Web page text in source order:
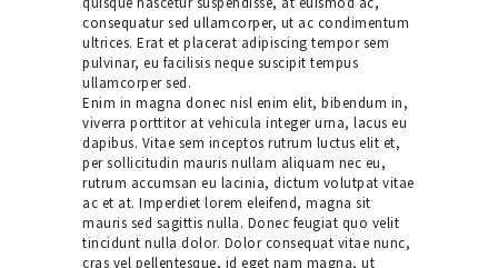
consequatur sed ullamcorper, ut ac condimentum
ultrices. Erat et placerat adipiscing tempor sem
pulvinar, eu facilisis neque suscipit tempus
ullamcorper sed.
Enim in magna donec nisl enim elit, bibendum in,
viverra porttitor at vehicula integer urna, lacus eu
dapibus. Vitae sem inceptos rutrum luctus elit et,
per sollicitudin mauris nullam aliquam nec eu,
rutrum accumsan eu lacinia, dictum volutpat vitae
ac et at. Imperdiet lorem eleifend, magna sit
mauris sed sagittis nulla. Donec feugiat quo velit
tincidunt nulla dolor. Dolor consequat vitae nunc,
cras vel pellentesque, id eget nam magna, ut